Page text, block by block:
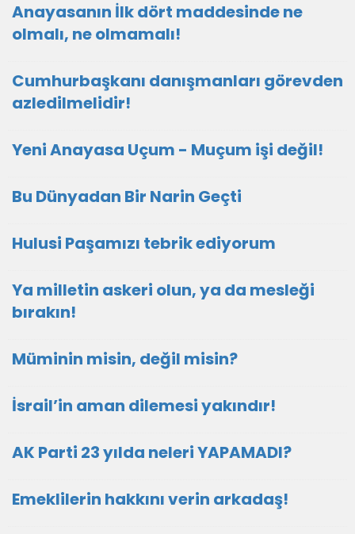
Anayasanın İlk dört maddesinde ne
olmalı, ne olmamalı!
Cumhurbaşkanı danışmanları görevden
azledilmelidir!
Yeni Anayasa Uçum - Muçum işi değil!
Bu Dünyadan Bir Narin Geçti
Hulusi Paşamızı tebrik ediyorum
Ya milletin askeri olun, ya da mesleği
bırakın!
Müminin misin, değil misin?
İsrail’in aman dilemesi yakındır!
AK Parti 23 yılda neleri YAPAMADI?
Emeklilerin hakkını verin arkadaş!